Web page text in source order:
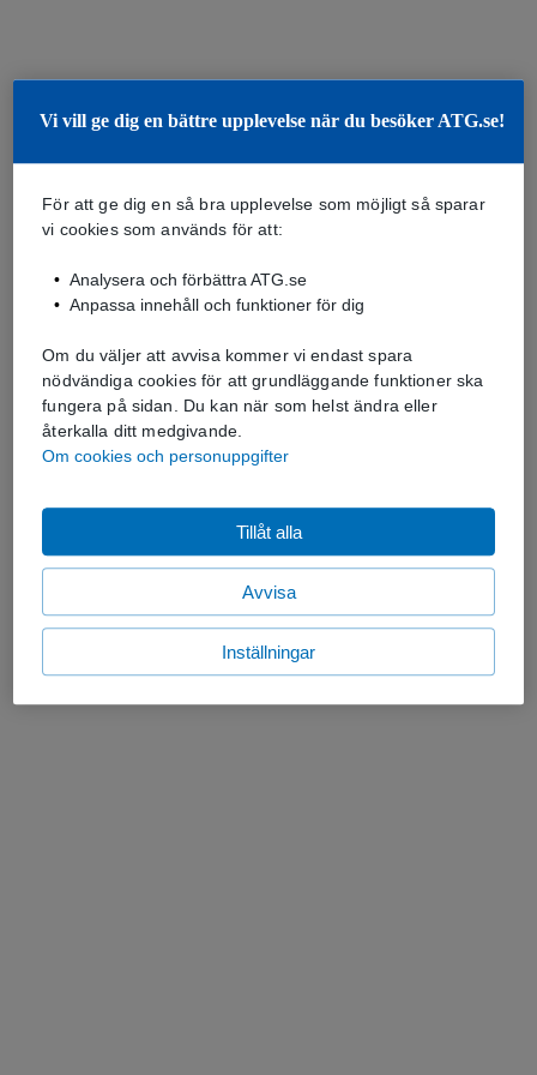
Vi vill ge dig en bättre upplevelse när du besöker ATG.se!
För att ge dig en så bra upplevelse som möjligt så sparar
vi cookies som används för att:
Analysera och förbättra ATG.se
Anpassa innehåll och funktioner för dig
Om du väljer att avvisa kommer vi endast spara
nödvändiga cookies för att grundläggande funktioner ska
fungera på sidan. Du kan när som helst ändra eller
återkalla ditt medgivande.
Om cookies och personuppgifter
Avvisa
Tillåt alla
Inställningar